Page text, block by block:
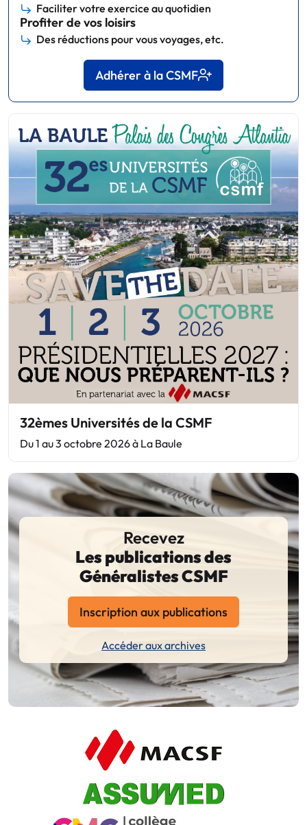
Faciliter votre exercice au quotidien
Profiter de vos loisirs
Des réductions pour vous voyages, etc.
Adhérer à la CSMF
32èmes Universités de la CSMF
Du 1 au 3 octobre 2026 à La Baule
Recevez
Les publications des
Généralistes CSMF
Inscription aux publications
Accéder aux archives